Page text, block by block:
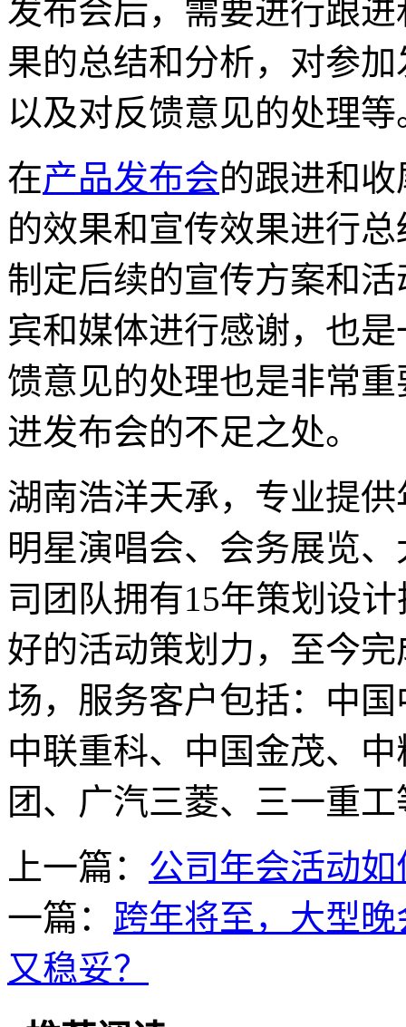
发布会后，需要进行跟
果的总结和分析，对参
以及对反馈意见的处理等
在产品发布会的跟进和
的效果和宣传效果进行
制定后续的宣传方案和
宾和媒体进行感谢，也
馈意见的处理也是非常
进发布会的不足之处。
湖南浩洋天承，专业提
明星演唱会、会务展览
司团队拥有15年策划设
好的活动策划力，至今
场，服务客户包括：中
中联重科、中国金茂、
团、广汽三菱、三一重
上一篇： 公司年会活动
一篇： 跨年将至，大型
又稳妥？